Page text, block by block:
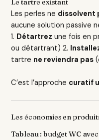
Le tartre existant
Les perles ne dissolvent
aucune solution passive
1. Détartrez une fois en
ou détartrant) 2.
tartre ne reviendra pas
C’est l’approche curatif
Les économies en
Tableau : budget WC